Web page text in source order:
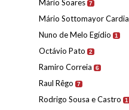
Mário Soares 7
Mário Sottomayor Cardia
Nuno de Melo Egídio 1
Octávio Pato 2
Ramiro Correia 6
Raul Rêgo 7
Rodrigo Sousa e Castro 1